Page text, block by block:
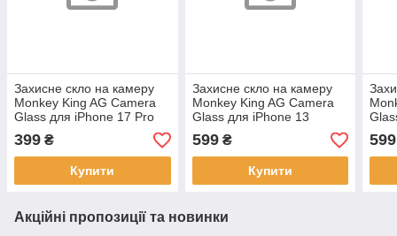
Захисне скло на камеру
Monkey King AG Camera
Glass для iPhone 17 Pro
399 ₴
Купити
Захисне скло на камеру
Monkey King AG Camera
Glass для iPhone 13
599₴
Купити
599
Акційні пропозиції та новинки